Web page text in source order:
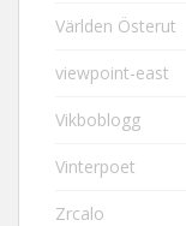
Världen Österut
viewpoint-east
Vikboblogg
Vinterpoet
Zrcalo